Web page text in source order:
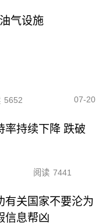
气设施
5652 07-20
率持续下降 跌破
阅读 7441
有关国家不要沦为
信息帮凶